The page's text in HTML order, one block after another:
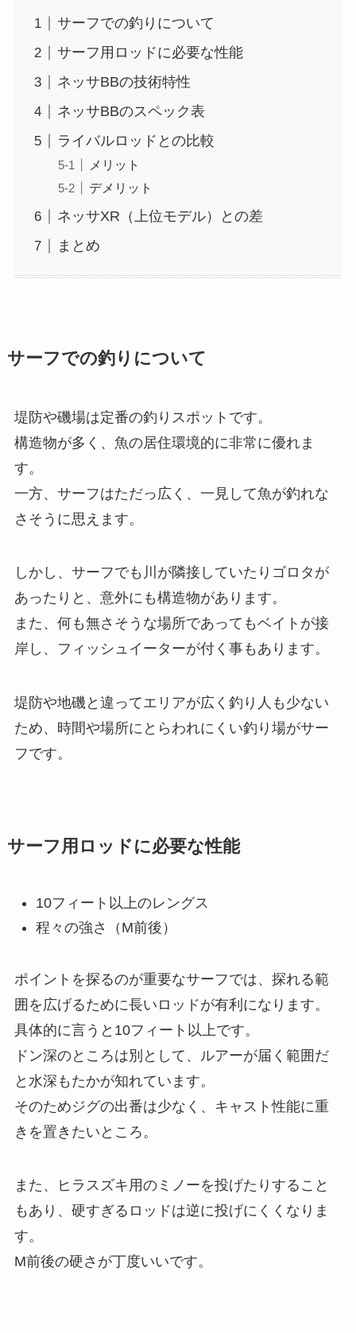
サーフでの釣りについて
サーフ用ロッドに必要な性能
ネッサBBの技術特性
ネッサBBのスペック表
ライバルロッドとの比較
メリット
デメリット
ネッサXR（上位モデル）との差
まとめ
サーフでの釣りについて
堤防や磯場は定番の釣りスポットです。
構造物が多く、魚の居住環境的に非常に優れま
す。
一方、サーフはただっ広く、一見して魚が釣れな
さそうに思えます。
しかし、サーフでも川が隣接していたりゴロタが
あったりと、意外にも構造物があります。
また、何も無さそうな場所であってもベイトが接
岸し、フィッシュイーターが付く事もあります。
堤防や地磯と違ってエリアが広く釣り人も少ない
ため、時間や場所にとらわれにくい釣り場がサー
フです。
サーフ用ロッドに必要な性能
10フィート以上のレングス
程々の強さ（M前後）
ポイントを探るのが重要なサーフでは、探れる範
囲を広げるために長いロッドが有利になります。
具体的に言うと10フィート以上です。
ドン深のところは別として、ルアーが届く範囲だ
と水深もたかが知れています。
そのためジグの出番は少なく、キャスト性能に重
きを置きたいところ。
また、ヒラスズキ用のミノーを投げたりすること
もあり、硬すぎるロッドは逆に投げにくくなりま
す。
M前後の硬さが丁度いいです。